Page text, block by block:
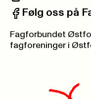
Facebook:
Følg oss på
Fagforbundet
fagforeninger i